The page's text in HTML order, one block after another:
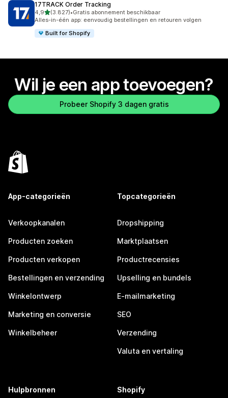
17TRACK Order Tracking
4,9van 5 sterren
(3.827)
3827 recensies in totaal
•Gratis abonnement beschikbaar
Alles-in-één app: eenvoudig bestellingen en retouren volgen
Built for Shopify
Wil je een app toevoegen?
Probeer Shopify 3 dagen gratis
App-categorieën
Verkoopkanalen
Producten zoeken
Producten verkopen
Bestellingen en verzending
Winkelontwerp
Marketing en conversie
Winkelbeheer
Topcategorieën
Dropshipping
Marktplaatsen
Productrecensies
Upselling en bundels
E-mailmarketing
SEO
Verzending
Valuta en vertaling
Hulpbronnen Shopify